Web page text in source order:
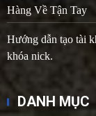
Hàng Về Tận Tay
Hướng dẫn tạo tài
khóa nick.
DANH MỤC